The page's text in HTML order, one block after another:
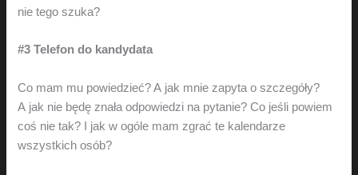
nie tego szuka?
#3 Telefon do kandydata
Co mam mu powiedzieć? A jak mnie zapyta o szczegóły?
A jak nie będę znała odpowiedzi na pytanie? Co jeśli powiem
coś nie tak? I jak w ogóle mam zgrać te kalendarze
wszystkich osób?